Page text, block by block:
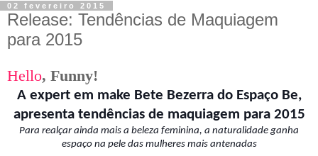
02 fevereiro 2015
Release: Tendências de Maquiagem
para 2015
Hello, Funny!
A expert em make Bete Bezerra do Espaço Be,
apresenta tendências de maquiagem para 2015
Para realçar ainda mais a beleza feminina, a naturalidade ganha
espaço na pele das mulheres mais antenadas